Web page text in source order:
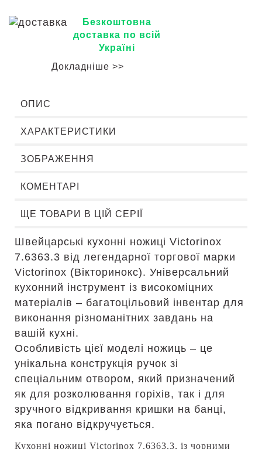
Безкоштовна
доставка по всій
Україні
Докладніше >>
ОПИС
ХАРАКТЕРИСТИКИ
ЗОБРАЖЕННЯ
КОМЕНТАРІ
ЩЕ ТОВАРИ В ЦІЙ СЕРІЇ
Швейцарські кухонні ножиці Victorinox
7.6363.3 від легендарної торгової марки
Victorinox (Вікторинокс). Універсальний
кухонний інструмент із високоміцних
матеріалів – багатоцільовий інвентар для
виконання різноманітних завдань на
вашій кухні.
Особливість цієї моделі ножиць – це
унікальна конструкція ручок зі
спеціальним отвором, який призначений
як для розколювання горіхів, так і для
зручного відкривання кришки на банці,
яка погано відкручується.
Кухонні ножиці Victorinox 7.6363.3, із чорними